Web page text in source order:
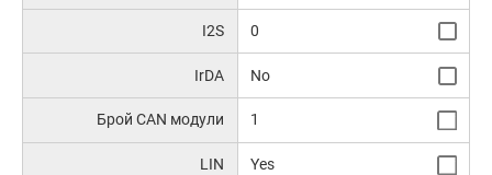
I2S 0
IrDA No
Брой CAN модули 1
LIN Yes